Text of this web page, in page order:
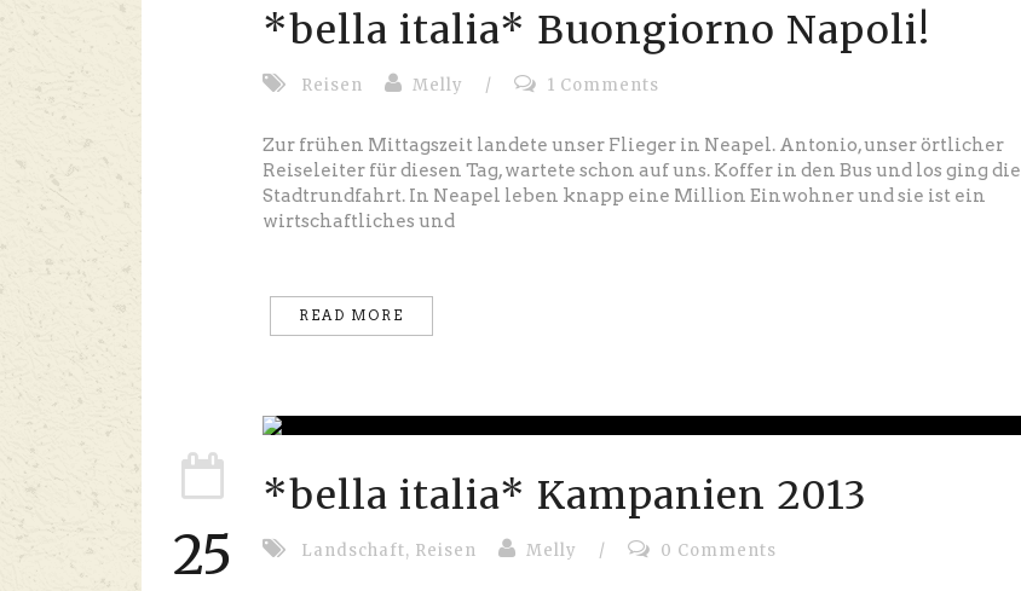
*bella italia* Buongiorno Napoli!
Reisen Melly / 1 Comments
Zur frühen Mittagszeit landete unser Flieger in Neapel. Antonio, unser örtlicher
Reiseleiter für diesen Tag, wartete schon auf uns. Koffer in den Bus und los ging die
Stadtrundfahrt. In Neapel leben knapp eine Million Einwohner und sie ist ein
wirtschaftliches und
READ MORE
25
*bella italia* Kampanien 2013
Landschaft, Reisen Melly / 0 Comments